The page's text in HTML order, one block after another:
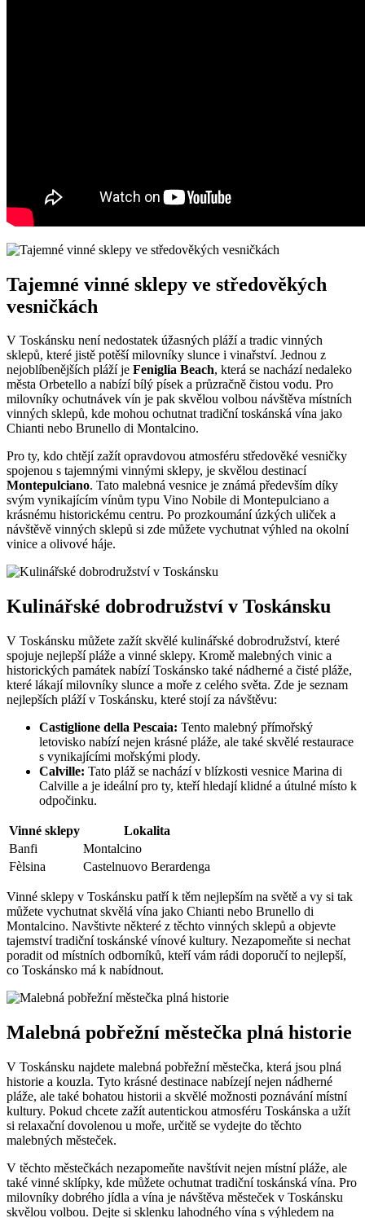
Tajemné vinné sklepy ve středověkých
vesničkách
V Toskánsku není nedostatek úžasných pláží a tradic vinných
sklepů, které jistě potěší milovníky slunce i vinařství. Jednou z
nejoblíbenějších pláží je Feniglia Beach, která se nachází nedaleko
města Orbetello a nabízí bílý písek a průzračně čistou vodu. Pro
milovníky ochutnávek vín je pak skvělou volbou návštěva místních
vinných sklepů, kde mohou ochutnat tradiční toskánská vína jako
Chianti nebo Brunello di Montalcino.
Pro ty, kdo chtějí zažít opravdovou atmosféru středověké vesničky
spojenou s tajemnými vinnými sklepy, je skvělou destinací
Montepulciano. Tato malebná vesnice je známá především díky
svým vynikajícím vínům typu Vino Nobile di Montepulciano a
krásnému historickému centru. Po prozkoumání úzkých uliček a
návštěvě vinných sklepů si zde můžete vychutnat výhled na okolní
vinice a olivové háje.
Kulinářské dobrodružství v Toskánsku
V Toskánsku můžete zažít skvělé kulinářské dobrodružství, které
spojuje nejlepší pláže a vinné sklepy. Kromě malebných vinic a
historických památek nabízí Toskánsko také nádherné a čisté pláže,
které lákají milovníky slunce a moře z celého světa. Zde je seznam
nejlepších pláží v Toskánsku, které stojí za návštěvu:
Castiglione della Pescaia: Tento malebný přímořský
letovisko nabízí nejen krásné pláže, ale také skvělé restaurace
s vynikajícími mořskými plody.
Calville: Tato pláž se nachází v blízkosti vesnice Marina di
Calville a je ideální pro ty, kteří hledají klidné a útulné místo k
odpočinku.
Vinné sklepy
Lokalita
Banfi
Montalcino
Fèlsina
Castelnuovo Berardenga
Vinné sklepy v Toskánsku patří k těm nejlepším na světě a vy si tak
můžete vychutnat skvělá vína jako Chianti nebo Brunello di
Montalcino. Navštivte některé z těchto vinných sklepů a objevte
tajemství tradiční toskánské vínové kultury. Nezapomeňte si nechat
poradit od místních odborníků, kteří vám rádi doporučí to nejlepší,
co Toskánsko má k nabídnout.
Malebná pobřežní městečka plná historie
V Toskánsku najdete malebná pobřežní městečka, která jsou plná
historie a kouzla. Tyto krásné destinace nabízejí nejen nádherné
pláže, ale také bohatou historii a skvělé možnosti poznávání místní
kultury. Pokud chcete zažít autentickou atmosféru Toskánska a užít
si relaxační dovolenou u moře, určitě se vydejte do těchto
malebných městeček.
V těchto městečkách nezapomeňte navštívit nejen místní pláže, ale
také vinné sklípky, kde můžete ochutnat tradiční toskánská vína. Pro
milovníky dobrého jídla a vína je návštěva městeček v Toskánsku
skvělou volbou. Dejte si sklenku lahodného vína s výhledem na